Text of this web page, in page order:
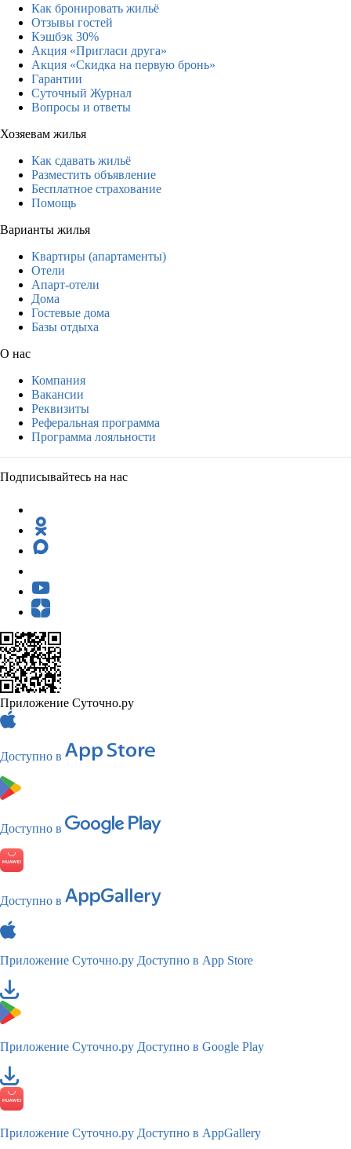
Как бронировать жильё
Отзывы гостей
Кэшбэк 30%
Акция «Пригласи друга»
Акция «Скидка на первую бронь»
Гарантии
Суточный Журнал
Вопросы и ответы
Хозяевам жилья
Как сдавать жильё
Разместить объявление
Бесплатное страхование
Помощь
Варианты жилья
Квартиры (апартаменты)
Отели
Апарт-отели
Дома
Гостевые дома
Базы отдыха
О нас
Компания
Вакансии
Реквизиты
Реферальная программа
Программа лояльности
Подписывайтесь на нас
Приложение Суточно.ру
Доступно в
Доступно в
Доступно в
Приложение Суточно.ру Доступно в App Store
Приложение Суточно.ру Доступно в Google Play
Приложение Суточно.ру Доступно в AppGallery